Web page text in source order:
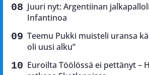
Juuri nyt: Argentiinan
Infantinoa
Teemu Pukki muisteli uransa
oli uusi alku”
Euroilta Töölössä ei pettänyt –